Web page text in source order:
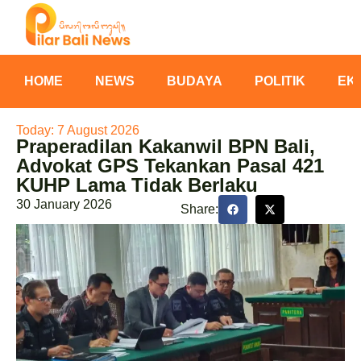
HOME NEWS BUDAYA POLITIK
Today: 7 August 2026
Praperadilan Kakanwil BPN Bali,
Advokat GPS Tekankan Pasal 421
KUHP Lama Tidak Berlaku
30 January 2026 Share: